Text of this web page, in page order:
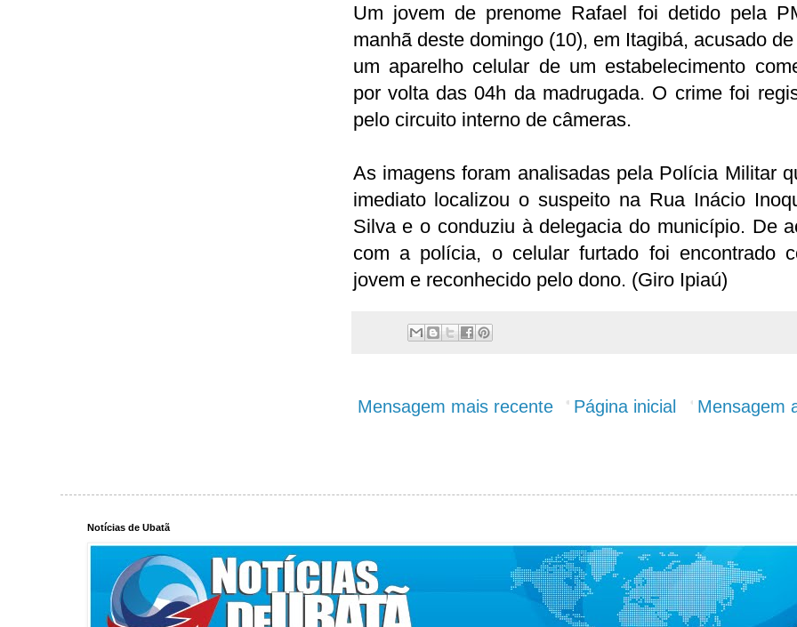
Um jovem de prenome Rafael foi detido pela
manhã deste domingo (10), em Itagibá, acusado
um aparelho celular de um estabelecimento
por volta das 04h da madrugada. O crime foi
pelo circuito interno de câmeras.
As imagens foram analisadas pela Polícia Militar
imediato localizou o suspeito na Rua Inácio
Silva e o conduziu à delegacia do município. De
com a polícia, o celular furtado foi encontrado
jovem e reconhecido pelo dono. (Giro Ipiaú)
Mensagem mais recente Mensagem
Página inicial
Notícias de Ubatã